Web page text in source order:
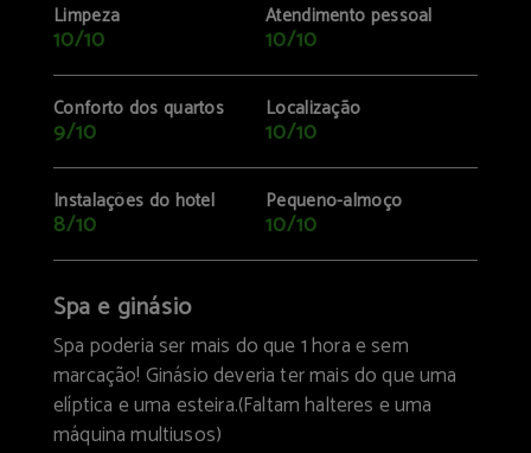
Limpeza
10/10
Atendimento pessoal
10/10
Conforto dos quartos
9/10
Localização
10/10
Instalações do hotel
8/10
Pequeno-almoço
10/10
Spa e ginásio
Spa poderia ser mais do que 1 hora e sem
marcação! Ginásio deveria ter mais do que uma
elíptica e uma esteira.(Faltam halteres e uma
máquina multiusos)